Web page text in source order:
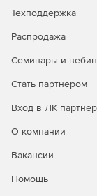
Техподдержка
Распродажа
Семинары и
Стать партнером
Вход в ЛК
О компании
Вакансии
Помощь